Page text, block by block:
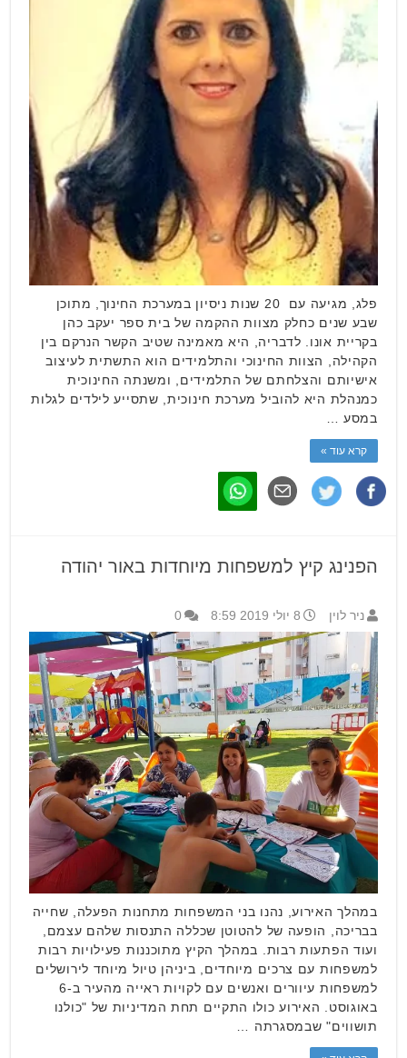
פלג, מגיעה עם 20 שנות ניסיון במערכת החינוך, מתוכן
שבע שנים כחלק מצוות ההקמה של בית ספר יעקב כהן
בקריית אונו. לדבריה, היא מאמינה שטיב הקשר הנרקם בין
הקהילה, הצוות החינוכי והתלמידים הוא התשתית לעיצוב
אישיותם והצלחתם של התלמידים, ומשנתה החינוכית
כמנהלת היא להוביל מערכת חינוכית, שתסייע לילדים לגלות
במסע …
קרא עוד »
הפנינג קיץ למשפחות מיוחדות באור יהודה
ניר לוין 8 יולי 2019 8:59 0
במהלך האירוע, נהנו בני המשפחות מתחנות הפעלה, שחייה
בבריכה, הופעה של להטוטן שכללה התנסות שלהם עצמם,
ועוד הפתעות רבות. במהלך הקיץ מתוכננות פעילויות רבות
למשפחות עם צרכים מיוחדים, ביניהן טיול מיוחד לירושלים
למשפחות עיוורים ואנשים עם לקויות ראייה מהעיר ב-6
באוגוסט. האירוע כולו התקיים תחת המדיניות של "כולנו
תושווים" שבמסגרתה …